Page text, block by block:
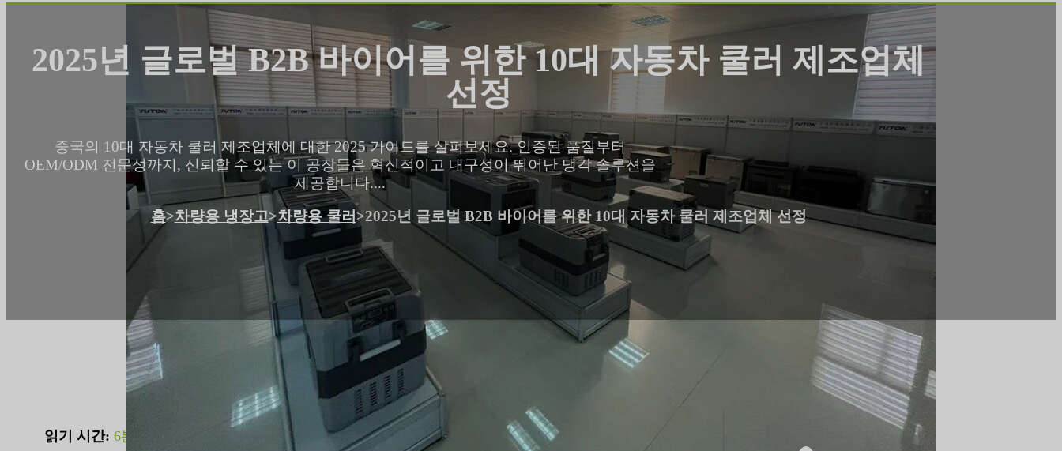
2025년 글로벌 B2B 바이어를 위한 10대 자동차 쿨러 제조업체
선정
중국의 10대 자동차 쿨러 제조업체에 대한 2025 가이드를 살펴보세요. 인증된 품질부터
OEM/ODM 전문성까지, 신뢰할 수 있는 이 공장들은 혁신적이고 내구성이 뛰어난 냉각 솔루션을
제공합니다....
홈>차량용 냉장고>차량용 쿨러 >2025년 글로벌 B2B 바이어를 위한 10대 자동차 쿨러 제조업체 선정
읽기 시간: 6분 |